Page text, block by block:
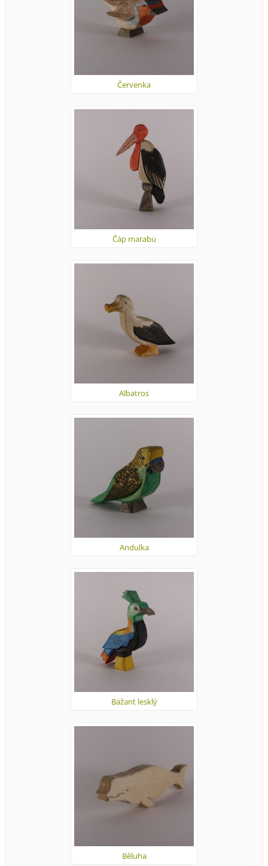
Červenka
Čáp marabu
Albatros
Andulka
Bažant lesklý
Běluha